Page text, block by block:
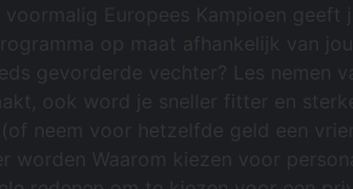
Europees Kampioen
op maat afhankelijk van
gevorderde vechter? Les
ook word je sneller fitter en
neem voor hetzelfde geld een
worden Waarom kiezen voor